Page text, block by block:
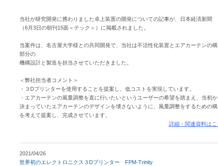
当社が研究開発に携わりました卓上装置の開発についての記事が、日本経済新聞
（6月3日の朝刊15面＜テック＞）に掲載されました。
当案件は、名古屋大学様との共同開発で、当社は不活性化装置とエアカーテンの
部分の
機構設計と製造を担当させていただきました。
＜弊社担当者コメント＞
・３Dプリンターを使用することを提案し、低コストを実現しています。
・エアカーテンの風量調整を直に行いたいというユーザーの希望を踏まえ、当初
決まっていたエアカーテンのデザインを壊さないように、風量調整をするための
を考えて提案し、完成させています。
詳細・関連資料はこ
2021/04/26
世界初のエレクトロニクス３Dプリンター FPM-Trinity